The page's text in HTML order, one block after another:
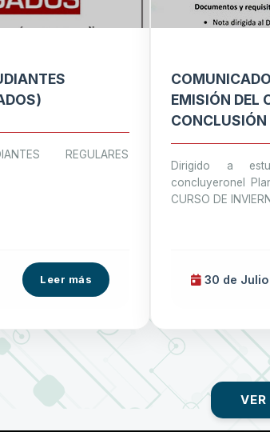
REGULARES
Leer más
EMISIÓN DEL
CONCLUSIÓN
Dirigido a
concluyeronel
CURSO DE
30 de Julio